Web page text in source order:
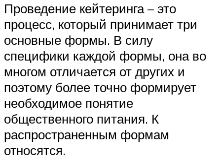
Проведение кейтеринга – это
процесс, который принимает три
основные формы. В силу
специфики каждой формы, она во
многом отличается от других и
поэтому более точно формирует
необходимое понятие
общественного питания. К
распространенным формам
относятся.